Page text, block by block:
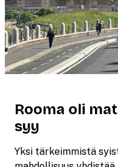
Rooma oli
syy
Yksi tärkeimmistä